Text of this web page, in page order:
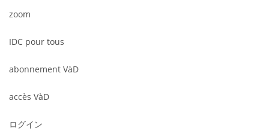
zoom
IDC pour tous
abonnement VàD
accès VàD
ログイン